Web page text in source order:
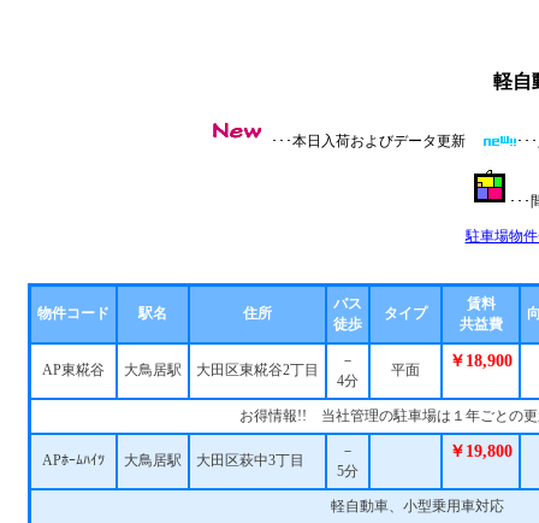
軽自
･･･本日入荷およびデータ更新 ･･
･･
駐車場物
物件コード 駅名 住所
バス
徒歩
タイプ
賃料
共益費
AP東糀谷 大鳥居駅 大田区東糀谷2丁目
－
4分
平面 ￥18,900
お得情報!! 当社管理の駐車場は１年ごとの
APﾎｰﾑﾊｲﾂ 大鳥居駅 大田区萩中3丁目
－
5分
￥19,800
軽自動車、小型乗用車対応